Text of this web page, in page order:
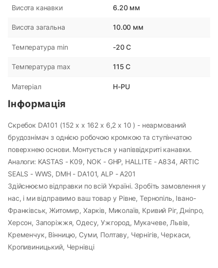
Висота канавки 6.20 мм
Висота загальна 10.00 мм
Температура min -20 С
Температура max 115 С
Матеріал H-PU
Інформація
Скребок DA101 (152 х х 162 х 6,2 х 10 ) - неармований
брудознімач з однією робочою кромкою та ступінчатою
поверхнею основи. Монтується у напіввідкриті канавки.
Аналоги: KASTAS - K09, NOK - GHP, HALLITE - A834, ARTIC
SEALS - WWS, DMH - DA101, ALP - A201
Здійснюємо відправки по всій Україні. Зробіть замовлення у
нас, і ми відправимо ваш товар у Рівне, Тернопіль, Івано-
Франківськ, Житомир, Харків, Миколаїв, Кривий Ріг, Дніпро,
Херсон, Запоріжжя, Одесу, Ужгород, Мукачеве, Львів,
Кременчук, Вінницю, Суми, Полтаву, Чернігів, Черкаси,
Кропивиницький, Чернівці